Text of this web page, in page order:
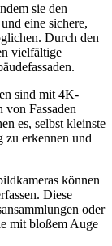
sie den
eine sichere,
Durch den
vielfältige
sind mit 4K-
von Fassaden
es, selbst kleinste
zu erkennen und
können
Diese
oder
mit bloßem Auge